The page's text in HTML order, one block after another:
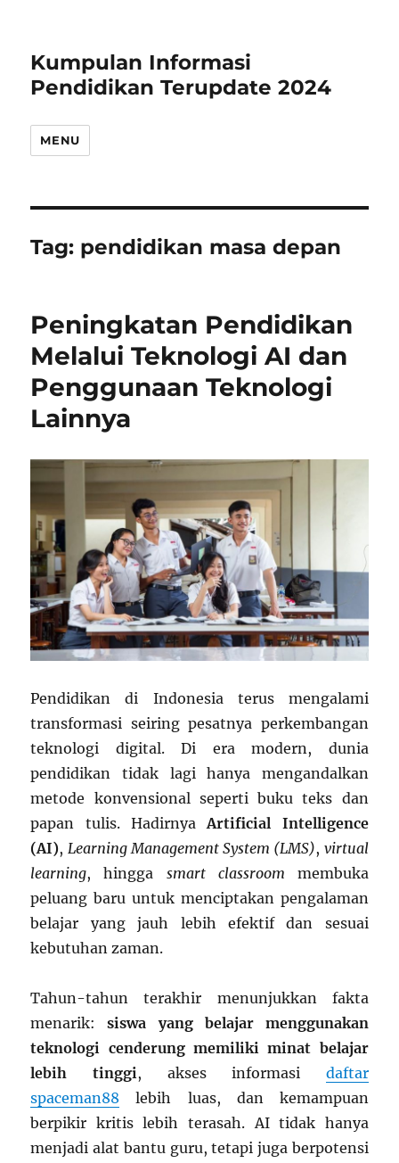
Kumpulan Informasi
Pendidikan Terupdate 2024
MENU
Tag: pendidikan masa depan
Peningkatan Pendidikan
Melalui Teknologi AI dan
Penggunaan Teknologi
Lainnya
Pendidikan di Indonesia terus mengalami
transformasi seiring pesatnya perkembangan
teknologi digital. Di era modern, dunia
pendidikan tidak lagi hanya mengandalkan
metode konvensional seperti buku teks dan
papan tulis. HadirnyaArtificial Intelligence
(AI), Learning Management System (LMS), virtual
learning, hingga smart classroom membuka
peluang baru untuk menciptakan pengalaman
belajar yang jauh lebih efektif dan sesuai
kebutuhan zaman.
Tahun-tahun terakhir menunjukkan fakta
menarik:siswa yang belajar menggunakan
teknologi cenderung memiliki minat belajar
lebih tinggi, akses informasi daftar
spaceman88 lebih luas, dan kemampuan
berpikir kritis lebih terasah. AI tidak hanya
menjadi alat bantu guru, tetapi juga berpotensi